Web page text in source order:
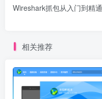
Wireshark抓包从入门到精通
相关推荐